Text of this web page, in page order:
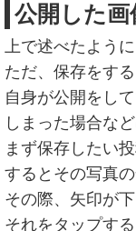
公開した
上で述べたよう
ただ、保存をす
自身が公開をし
しまった場合な
まず保存したい
するとその写真
その際、矢印が
それをタップす